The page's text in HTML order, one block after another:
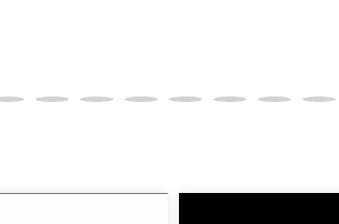
ので、商品やカラー等、お間違い無い
・営業所止めができないことがあるこ